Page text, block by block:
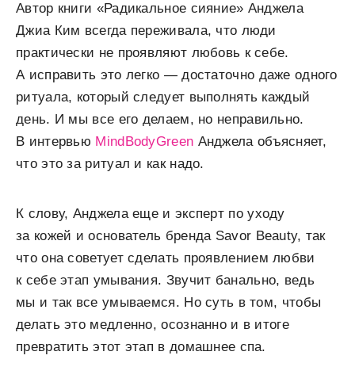
Автор книги «Радикальное сияние» Анджела
Джиа Ким всегда переживала, что люди
практически не проявляют любовь к себе.
А исправить это легко — достаточно даже одного
ритуала, который следует выполнять каждый
день. И мы все его делаем, но неправильно.
В интервью MindBodyGreen Анджела объясняет,
что это за ритуал и как надо.
К слову, Анджела еще и эксперт по уходу
за кожей и основатель бренда Savor Beauty, так
что она советует сделать проявлением любви
к себе этап умывания. Звучит банально, ведь
мы и так все умываемся. Но суть в том, чтобы
делать это медленно, осознанно и в итоге
превратить этот этап в домашнее спа.